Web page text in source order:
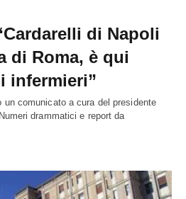
di Napoli
di Roma, è qui
infermieri”
un comunicato a cura del presidente
drammatici e report da